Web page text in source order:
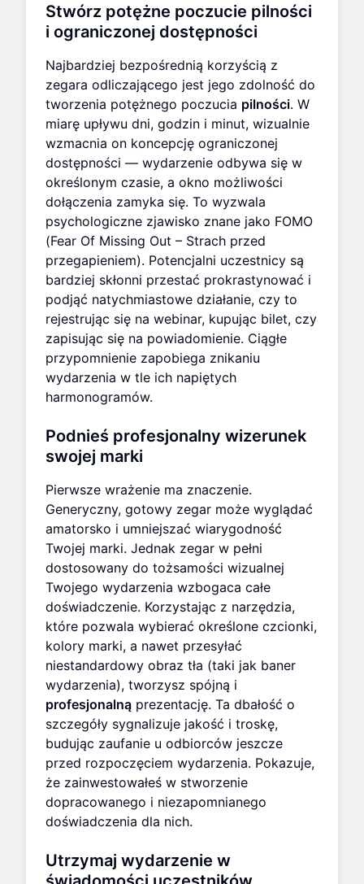
Stwórz potężne poczucie pilności
i ograniczonej dostępności
Najbardziej bezpośrednią korzyścią z
zegara odliczającego jest jego zdolność do
tworzenia potężnego poczucia pilności. W
miarę upływu dni, godzin i minut, wizualnie
wzmacnia on koncepcję ograniczonej
dostępności — wydarzenie odbywa się w
określonym czasie, a okno możliwości
dołączenia zamyka się. To wyzwala
psychologiczne zjawisko znane jako FOMO
(Fear Of Missing Out – Strach przed
przegapieniem). Potencjalni uczestnicy są
bardziej skłonni przestać prokrastynować i
podjąć natychmiastowe działanie, czy to
rejestrując się na webinar, kupując bilet, czy
zapisując się na powiadomienie. Ciągłe
przypomnienie zapobiega znikaniu
wydarzenia w tle ich napiętych
harmonogramów.
Podnieś profesjonalny wizerunek
swojej marki
Pierwsze wrażenie ma znaczenie.
Generyczny, gotowy zegar może wyglądać
amatorsko i umniejszać wiarygodność
Twojej marki. Jednak zegar w pełni
dostosowany do tożsamości wizualnej
Twojego wydarzenia wzbogaca całe
doświadczenie. Korzystając z narzędzia,
które pozwala wybierać określone czcionki,
kolory marki, a nawet przesyłać
niestandardowy obraz tła (taki jak baner
wydarzenia), tworzysz spójną i
profesjonalną prezentację. Ta dbałość o
szczegóły sygnalizuje jakość i troskę,
budując zaufanie u odbiorców jeszcze
przed rozpoczęciem wydarzenia. Pokazuje,
że zainwestowałeś w stworzenie
dopracowanego i niezapomnianego
doświadczenia dla nich.
Utrzymaj wydarzenie w